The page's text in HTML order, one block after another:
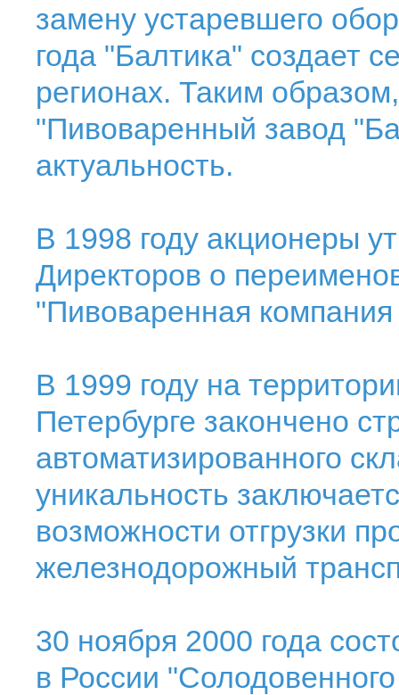
замену устаревшего
года "Балтика" создает
регионах. Таким
"Пивоваренный завод
актуальность.
В 1998 году акционеры
Директоров о
"Пивоваренная
В 1999 году на
Петербурге закончено
автоматизированного
уникальность
возможности отгрузки
железнодорожный
30 ноября 2000 года
в России